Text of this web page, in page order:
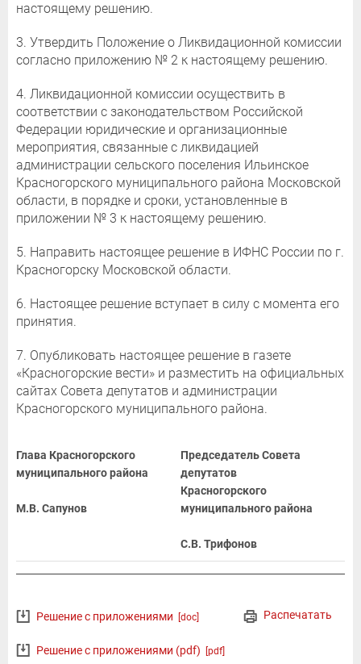
настоящему решению.
3. Утвердить Положение о Ликвидационной комиссии
согласно приложению № 2 к настоящему решению.
4. Ликвидационной комиссии осуществить в
соответствии с законодательством Российской
Федерации юридические и организационные
мероприятия, связанные с ликвидацией
администрации сельского поселения Ильинское
Красногорского муниципального района Московской
области, в порядке и сроки, установленные в
приложении № 3 к настоящему решению.
5. Направить настоящее решение в ИФНС России по г.
Красногорску Московской области.
6. Настоящее решение вступает в силу с момента его
принятия.
7. Опубликовать настоящее решение в газете
«Красногорские вести» и разместить на официальных
сайтах Совета депутатов и администрации
Красногорского муниципального района.
Глава Красногорского
муниципального района
М.В. Сапунов
Председатель Совета
депутатов
Красногорского
муниципального района
С.В. Трифонов
Распечатать
Решение с приложениями [doc]
Решение с приложениями (pdf) [pdf]